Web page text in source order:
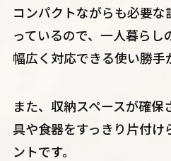
コンパクトながらも必要
っているので、一人暮ら
幅広く対応できる使い勝手
また、収納スペースが確
具や食器をすっきり片付け
ントです。